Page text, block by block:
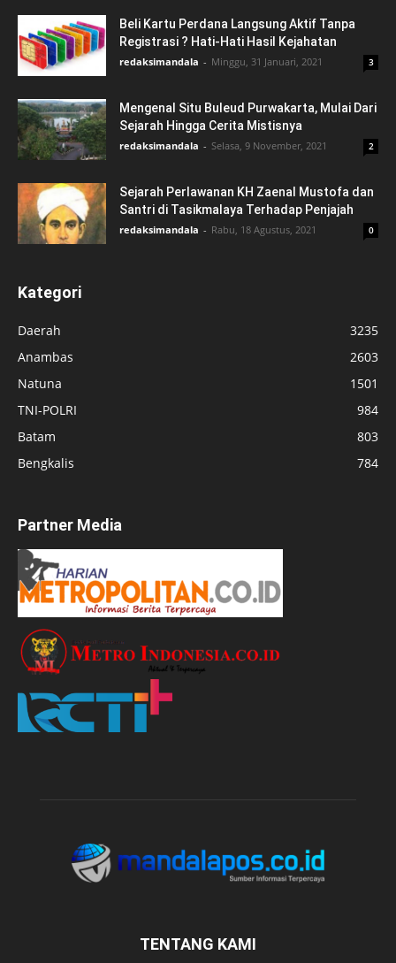
Beli Kartu Perdana Langsung Aktif Tanpa
Registrasi ? Hati-Hati Hasil Kejahatan
redaksimandala - Minggu, 31 Januari, 2021 3
Mengenal Situ Buleud Purwakarta, Mulai Dari
Sejarah Hingga Cerita Mistisnya
redaksimandala - Selasa, 9 November, 2021 2
Sejarah Perlawanan KH Zaenal Mustofa dan
Santri di Tasikmalaya Terhadap Penjajah
redaksimandala - Rabu, 18 Agustus, 2021 0
Kategori
Daerah
3235
Anambas
2603
Natuna
1501
TNI-POLRI
984
Batam
803
Bengkalis
784
Partner Media
TENTANG KAMI